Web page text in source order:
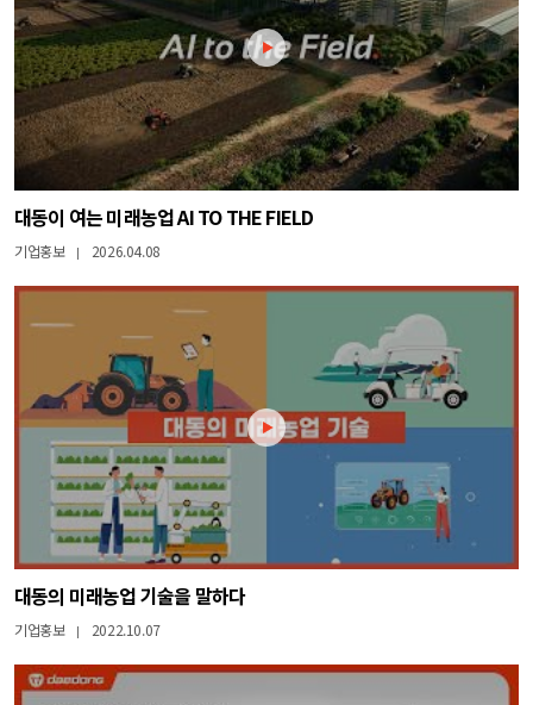
대동이 여는 미래농업 AI TO THE FIELD
기업홍보 | 2026.04.08
대동의 미래농업 기술을 말하다
기업홍보 | 2022.10.07